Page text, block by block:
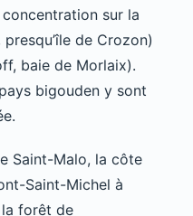
sur la
de Crozon)
baie de Morlaix).
bigouden y sont
Saint-Malo, la côte
Saint-Michel à
la forêt de